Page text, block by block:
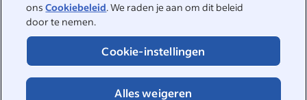
onsCookiebeleid. We raden je aan om dit beleid
door te nemen.
Cookie-instellingen
Alles weigeren
Help
Carrièregids
&nbsp;
Werkgevers
Plaats een vacature
&nbsp;
Over Indeed
&nbsp;